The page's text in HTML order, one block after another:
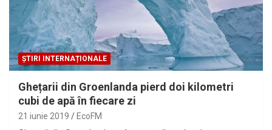
ȘTIRI INTERNAȚIONALE
Ghețarii din Groenlanda pierd doi kilometri
cubi de apă în fiecare zi
21 iunie 2019 EcoFM